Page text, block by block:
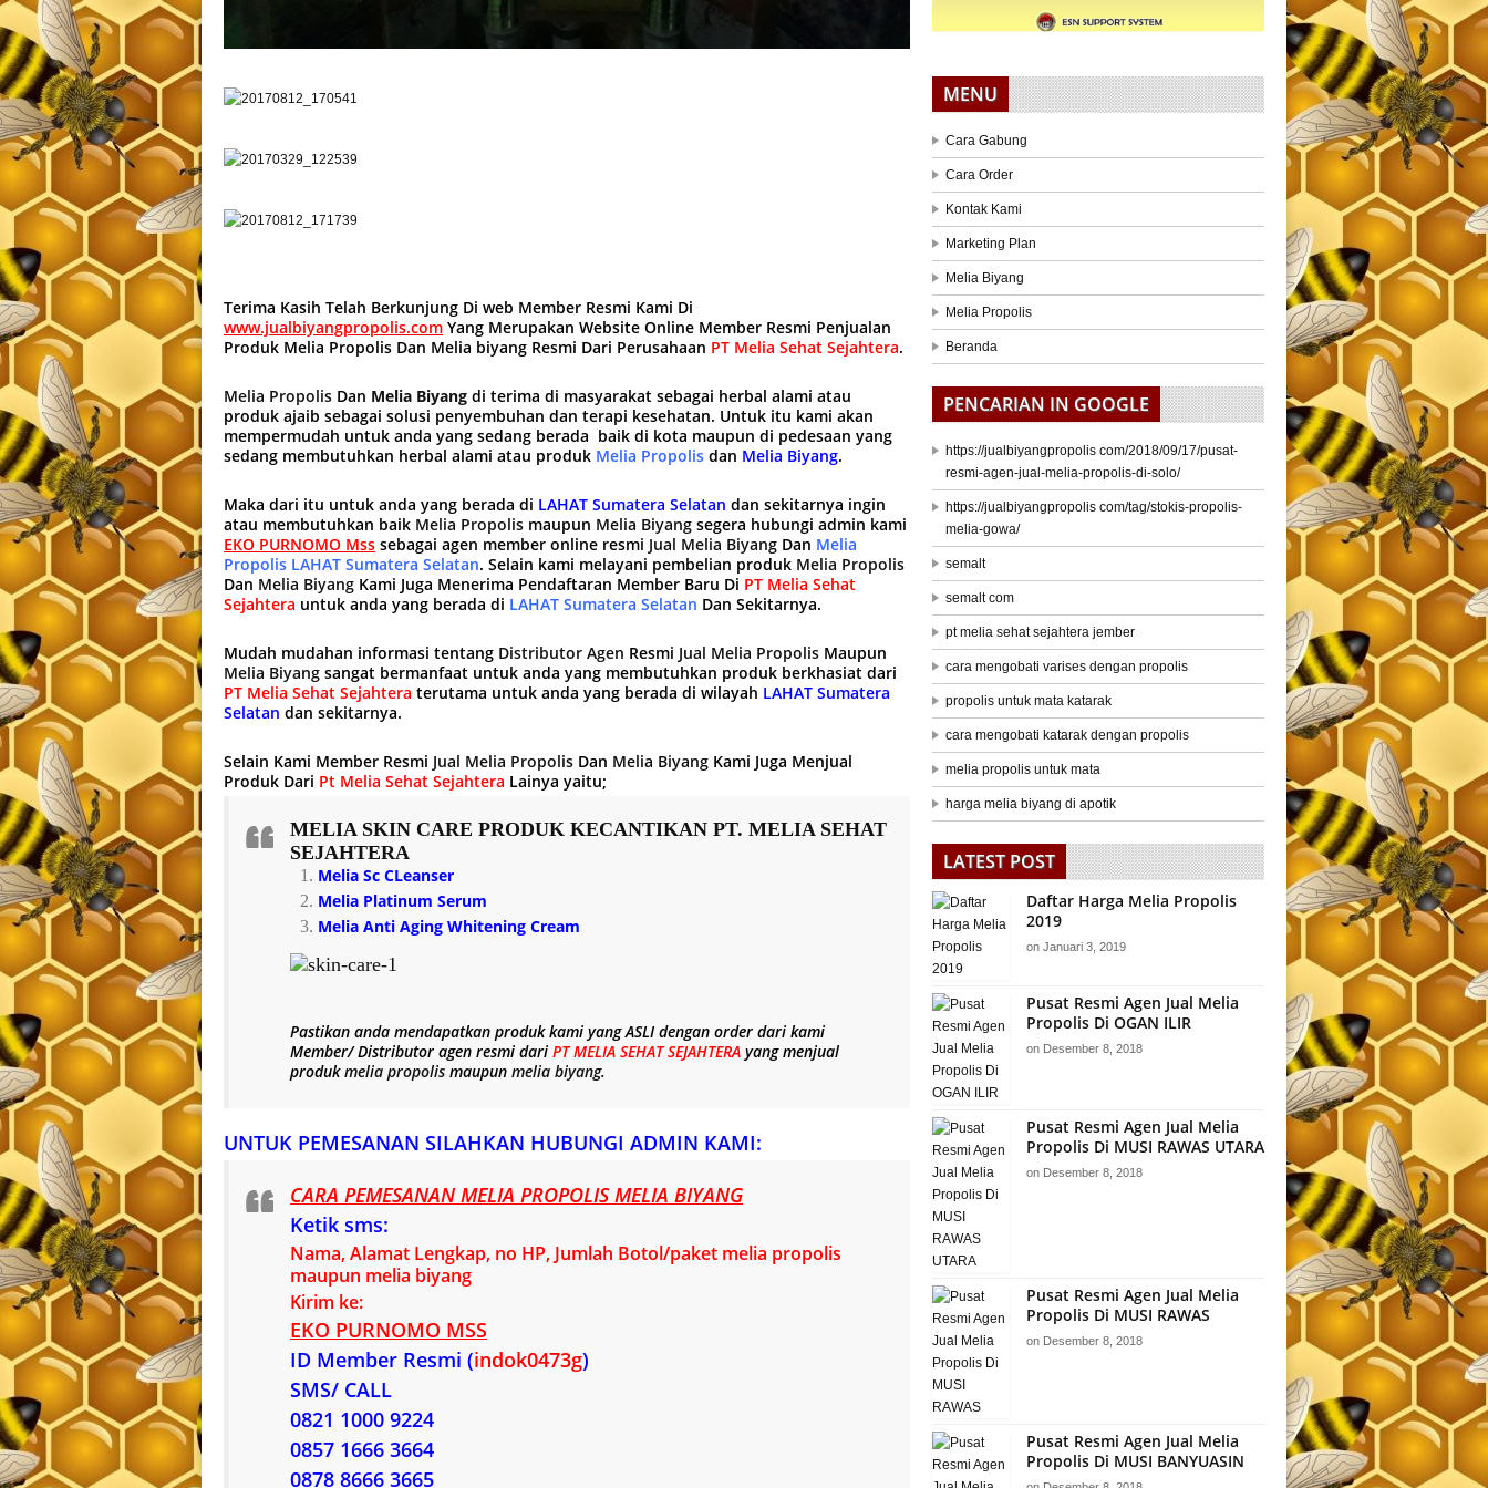
Terima Kasih Telah Berkunjung Di web Member Resmi Kami Di
www.jualbiyangpropolis.com Yang Merupakan Website Online Member Resmi Penjualan
Produk Melia Propolis Dan Melia biyang Resmi Dari Perusahaan PT Melia Sehat Sejahtera.
Melia Propolis Dan Melia Biyang di terima di masyarakat sebagai herbal alami atau
produk ajaib sebagai solusi penyembuhan dan terapi kesehatan. Untuk itu kami akan
mempermudah untuk anda yang sedang berada baik di kota maupun di pedesaan yang
sedang membutuhkan herbal alami atau produk Melia Propolis dan Melia Biyang.
Maka dari itu untuk anda yang berada di LAHAT Sumatera Selatan dan sekitarnya ingin
atau membutuhkan baik Melia Propolis maupun Melia Biyang segera hubungi admin kami
EKO PURNOMO Mss sebagai agen member online resmi Jual Melia Biyang Dan Melia
Propolis LAHAT Sumatera Selatan. Selain kami melayani pembelian produk Melia Propolis
Dan Melia Biyang Kami Juga Menerima Pendaftaran Member Baru Di PT Melia Sehat
Sejahtera untuk anda yang berada di LAHAT Sumatera Selatan Dan Sekitarnya.
Mudah mudahan informasi tentang Distributor Agen Resmi Jual Melia Propolis Maupun
Melia Biyang sangat bermanfaat untuk anda yang membutuhkan produk berkhasiat dari
PT Melia Sehat Sejahtera terutama untuk anda yang berada di wilayah LAHAT Sumatera
Selatan dan sekitarnya.
Selain Kami Member Resmi Jual Melia Propolis Dan Melia Biyang Kami Juga Menjual
Produk Dari Pt Melia Sehat Sejahtera Lainya yaitu;
MELIA SKIN CARE PRODUK KECANTIKAN PT. MELIA SEHAT
SEJAHTERA
Melia Sc CLeanser
Melia Platinum Serum
Melia Anti Aging Whitening Cream
Pastikan anda mendapatkan produk kami yangASLIdengan order dari kami
Member/ Distributor agen resmi dari PT MELIA SEHAT SEJAHTERA yang menjual
produkmelia propolis maupun melia biyang.
UNTUK PEMESANAN SILAHKAN HUBUNGI ADMIN KAMI:
CARA PEMESANAN MELIA PROPOLIS MELIA BIYANG
Ketik sms:
Nama, Alamat Lengkap, no HP, Jumlah Botol/paket melia propolis
maupun melia biyang
Kirim ke:
EKO PURNOMO MSS
ID Member Resmi (indok0473g)
SMS/ CALL
0821 1000 9224
0857 1666 3664
0878 8666 3665
MENU
Cara Gabung
Cara Order
Kontak Kami
Marketing Plan
Melia Biyang
Melia Propolis
Beranda
PENCARIAN IN GOOGLE
https://jualbiyangpropolis com/2018/09/17/pusat-
resmi-agen-jual-melia-propolis-di-solo/
https://jualbiyangpropolis com/tag/stokis-propolis-
melia-gowa/
semalt
semalt com
pt melia sehat sejahtera jember
cara mengobati varises dengan propolis
propolis untuk mata katarak
cara mengobati katarak dengan propolis
melia propolis untuk mata
harga melia biyang di apotik
LATEST POST
Daftar Harga Melia Propolis
2019
on Januari 3, 2019
Pusat Resmi Agen Jual Melia
Propolis Di OGAN ILIR
on Desember 8, 2018
Pusat Resmi Agen Jual Melia
Propolis Di MUSI RAWAS UTARA
on Desember 8, 2018
Pusat Resmi Agen Jual Melia
Propolis Di MUSI RAWAS
on Desember 8, 2018
Pusat Resmi Agen Jual Melia
Propolis Di MUSI BANYUASIN